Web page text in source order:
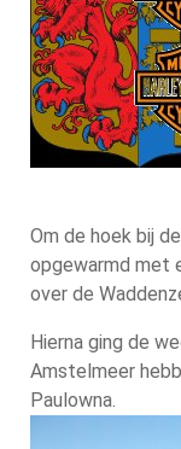
Om de hoek bij
opgewarmd met
over de
Hierna ging de
Amstelmeer
Paulowna.